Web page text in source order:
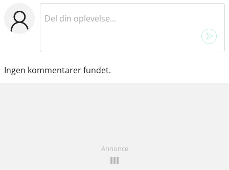
Ingen kommentarer fundet.
Annonce